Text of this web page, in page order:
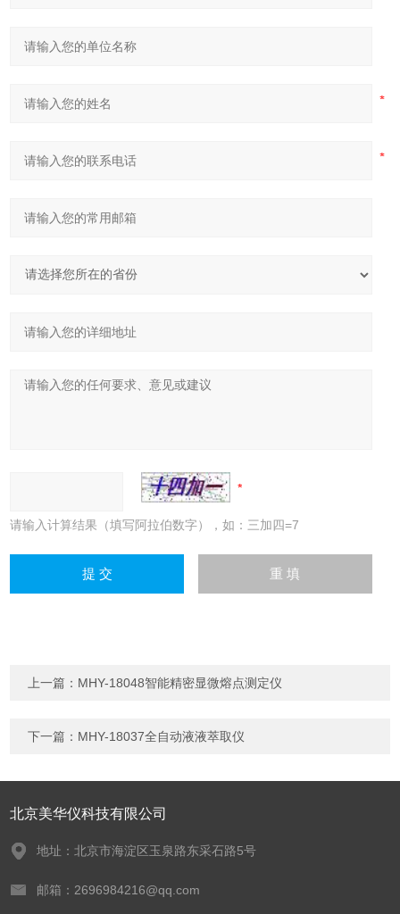
请输入计算结果（填写阿拉伯数字），如：三加四=7
上一篇： MHY-18048智能精密显微熔点测定仪
下一篇： MHY-18037全自动液液萃取仪
北京美华仪科技有限公司
地址：北京市海淀区玉泉路东采石路5号
邮箱：2696984216@qq.com